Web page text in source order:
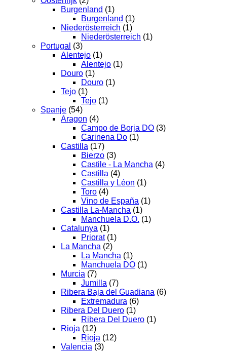
Burgenland (1)
Burgenland (1)
Niederösterreich (1)
Niederösterreich (1)
Portugal (3)
Alentejo (1)
Alentejo (1)
Douro (1)
Douro (1)
Tejo (1)
Tejo (1)
Spanje (54)
Aragon (4)
Campo de Borja DO (3)
Carinena Do (1)
Castilla (17)
Bierzo (3)
Castile - La Mancha (4)
Castilla (4)
Castilla y Léon (1)
Toro (4)
Vino de España (1)
Castilla La-Mancha (1)
Manchuela D.O. (1)
Catalunya (1)
Priorat (1)
La Mancha (2)
La Mancha (1)
Manchuela DO (1)
Murcia (7)
Jumilla (7)
Ribera Baja del Guadiana (6)
Extremadura (6)
Ribera Del Duero (1)
Ribera Del Duero (1)
Rioja (12)
Rioja (12)
Valencia (3)